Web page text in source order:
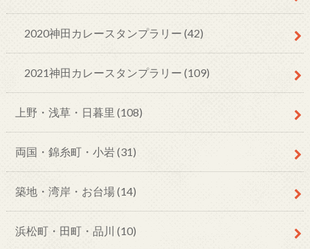
2020神田カレースタンプラリー (42)
2021神田カレースタンプラリー (109)
上野・浅草・日暮里 (108)
両国・錦糸町・小岩(31)
築地・湾岸・お台場(14)
浜松町・田町・品川 (10)